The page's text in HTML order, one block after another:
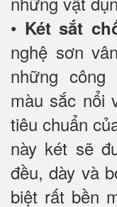
• Két sắt
nghệ sơn
những
màu sắc nổi
tiêu chuẩn
này két sẽ
đều, dày và
biệt rất bền